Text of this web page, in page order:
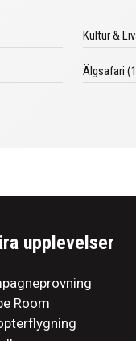
Kultur &
Älgsafari
upplevelser
Room